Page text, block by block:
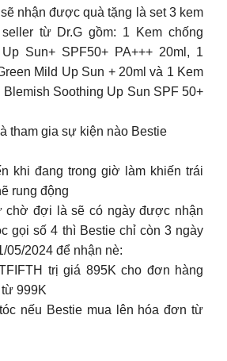
nhận được quà tặng là set 3 kem
từ Dr.G gồm: 1 Kem chống
Sun+ SPF50+ PA+++ 20ml, 1
Mild Up Sun + 20ml và 1 Kem
Soothing Up Sun SPF 50+
tham gia sự kiện nào Bestie
khi đang trong giờ làm khiến trái
rung động
chờ đợi là sẽ có ngày được nhận
gọi số 4 thì Bestie chỉ còn 3 ngày
05/2024 để nhận nè:
trị giá 895K cho đơn hàng
999K
nếu Bestie mua lên hóa đơn từ